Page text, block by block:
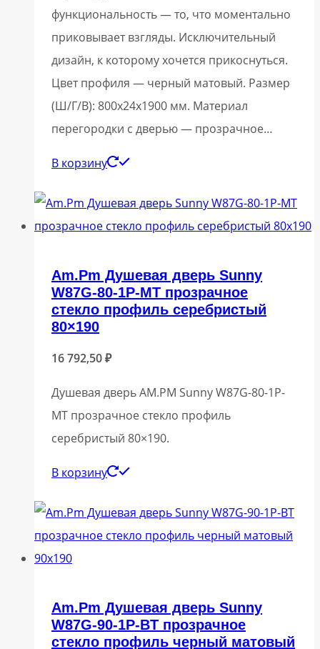
функциональность — то, что моментально
приковывает взгляды. Исключительный
дизайн, к которому хочется прикоснуться.
Цвет профиля — черный матовый. Размер
(Ш/Г/В): 800x24x1900 мм. Материал
перегородки с дверью — прозрачное…
В корзину
Am.Pm Душевая дверь Sunny
W87G-80-1P-MT прозрачное
стекло профиль серебристый
80×190
16 792,50₽
Душевая дверь AM.PM Sunny W87G-80-1P-
MT прозрачное стекло профиль
серебристый 80×190.
В корзину
Am.Pm Душевая дверь Sunny
W87G-90-1P-BT прозрачное
стекло профиль черный матовый